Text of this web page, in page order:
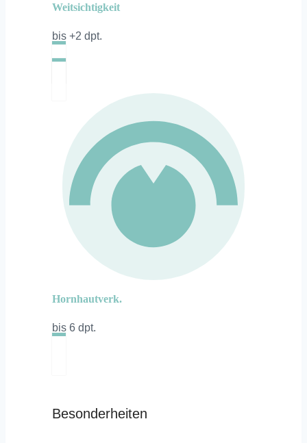
Weitsichtigkeit
bis +2 dpt.
Hornhautverk.
bis 6 dpt.
Besonderheiten